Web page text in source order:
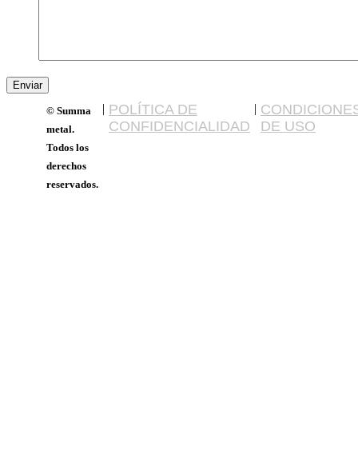
© Summa
metal.
Todos los
derechos
reservados.
| POLÍTICA DE
CONFIDENCIALIDAD
|
DE USO